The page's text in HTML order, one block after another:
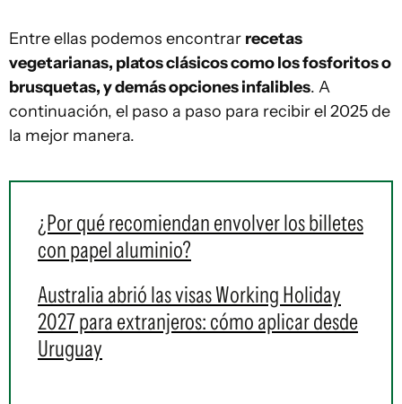
Entre ellas podemos encontrar recetas
vegetarianas, platos clásicos como los fosforitos o
brusquetas, y demás opciones infalibles. A
continuación, el paso a paso para recibir el 2025 de
la mejor manera.
¿Por qué recomiendan envolver los billetes
con papel aluminio?
Australia abrió las visas Working Holiday
2027 para extranjeros: cómo aplicar desde
Uruguay